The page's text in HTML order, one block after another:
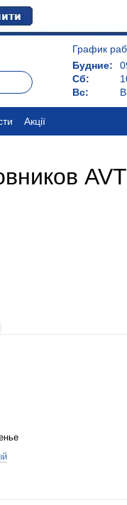
График
Будние:
Сб:
Вс:
Акції